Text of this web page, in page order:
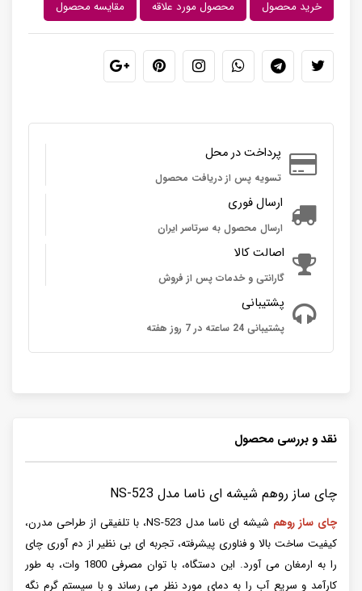
خرید محصول محصول مورد علاقه مقایسه محصول
پرداخت در محل
تسویه پس از دریافت محصول
ارسال فوری
ارسال محصول به سرتاسر ایران
اصالت کالا
گارانتی و خدمات پس از فروش
پشتیبانی
پشتیبانی 24 ساعته در 7 روز هفته
نقد و بررسی محصول
چای ساز روهم شیشه ای ناسا مدل NS-523
چای ساز روهم
شیشه ای ناسا مدل NS-523، با تلفیقی از طراحی مدرن،
کیفیت ساخت بالا و فناوری پیشرفته، تجربه ای بی نظیر از دم آوری چای
را به ارمغان می آورد. این دستگاه، با توان مصرفی 1800 وات، به طور
کارآمد و سریع آب را به دمای مورد نظر می رساند و با سیستم گرم نگه